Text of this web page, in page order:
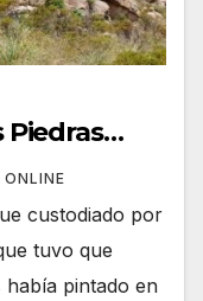
Piedras…
ONLINE
custodiado por
tuvo que
había pintado en